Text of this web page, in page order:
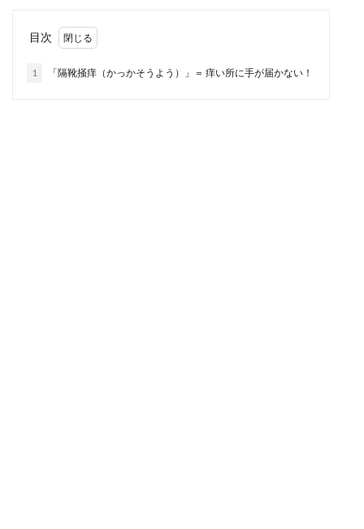
目次
1 「隔靴掻痒（かっかそうよう）」＝ 痒い所に手が届かない！